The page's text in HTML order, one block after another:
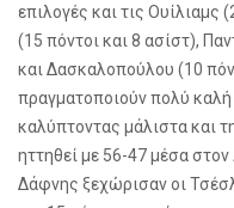
επιλογές και τις Ουίλιαμς
(15 πόντοι και 8 ασίστ),
και Δασκαλοπούλου (10
πραγματοποιούν πολύ
καλύπτοντας μάλιστα και
ηττηθεί με 56-47 μέσα
Δάφνης ξεχώρισαν οι